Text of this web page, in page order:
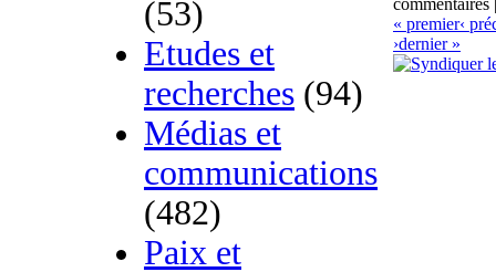
(53)
Etudes et
recherches (94)
Médias et
communications
(482)
Paix et
commentaires
« premier‹
›dernier »